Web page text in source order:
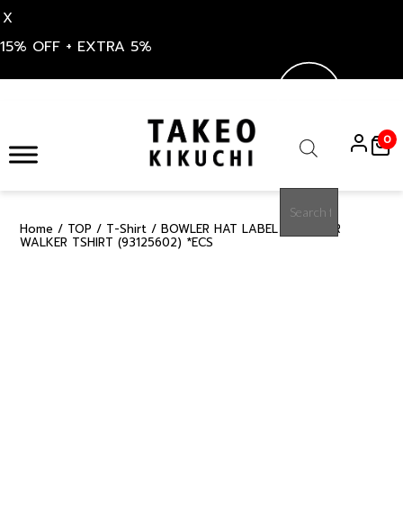
X
15% OFF + EXTRA 5%
content
search
0
Home / TOP / T-Shirt / BOWLER HAT LABEL ICE CLEAR
WALKER TSHIRT (93125602) *ECS